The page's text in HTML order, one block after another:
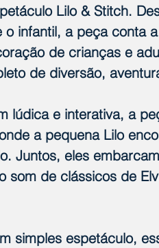
Lilo & Stitch.
o infantil, a peça conta
de crianças e
de diversão,
lúdica e interativa, a
a pequena Lilo
Juntos, eles
som de clássicos de
simples espetáculo,